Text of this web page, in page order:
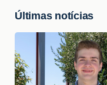
Últimas notícias